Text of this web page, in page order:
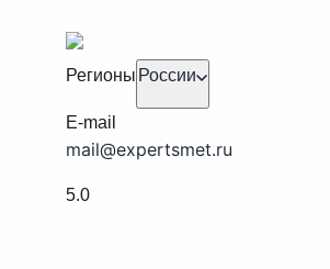
Регионы России
E-mail
mail@expertsmet.ru
5.0